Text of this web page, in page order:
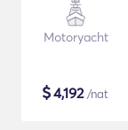
Motoryacht
$4,192/nat